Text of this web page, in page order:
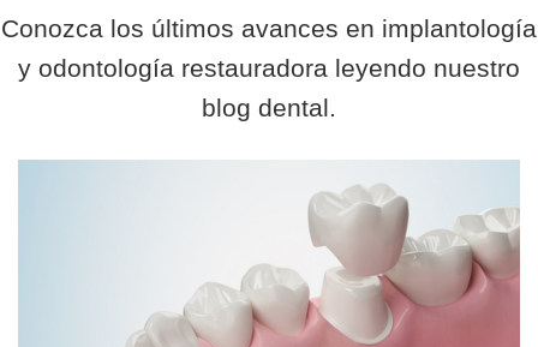
Conozca los últimos avances en implantología
y odontología restauradora leyendo nuestro
blog dental.